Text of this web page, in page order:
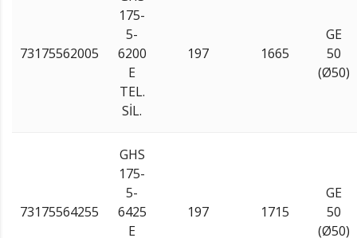
73175562005
175-
5-
6200
E
TEL.
SİL.
197 1665
GE
50
(Ø50)
73175564255
GHS
175-
5-
6425
E
197 1715
GE
50
(Ø50)